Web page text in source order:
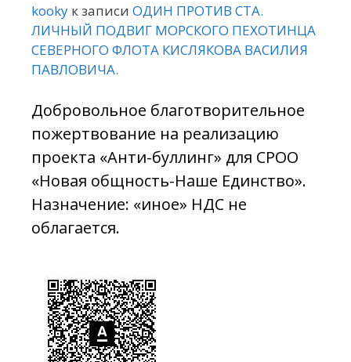
kooky к записи ОДИН ПРОТИВ СТА.
ЛИЧНЫЙ ПОДВИГ МОРСКОГО ПЕХОТИНЦА
СЕВЕРНОГО ФЛОТА КИСЛЯКОВА ВАСИЛИЯ
ПАВЛОВИЧА.
Добровольное благотворительное
пожертвование на реализацию
проекта «Анти-буллинг» для СРОО
«Новая общность-Наше Единство».
Назначение: «иное» НДС не
облагается.